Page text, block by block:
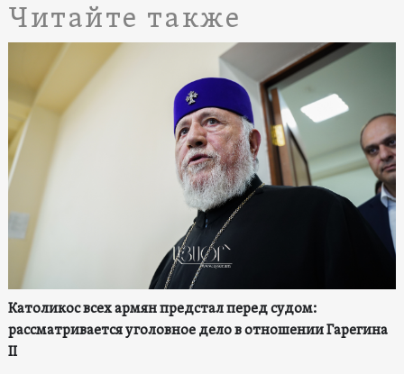
Читайте также
Католикос всех армян предстал перед судом:
рассматривается уголовное дело в отношении Гарегина
II